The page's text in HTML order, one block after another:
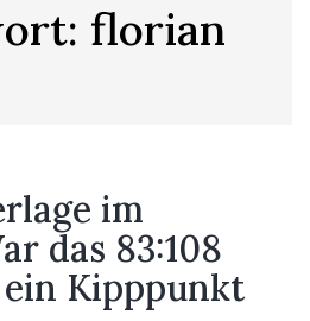
florian
im
das 83:108
ein Kipppunkt